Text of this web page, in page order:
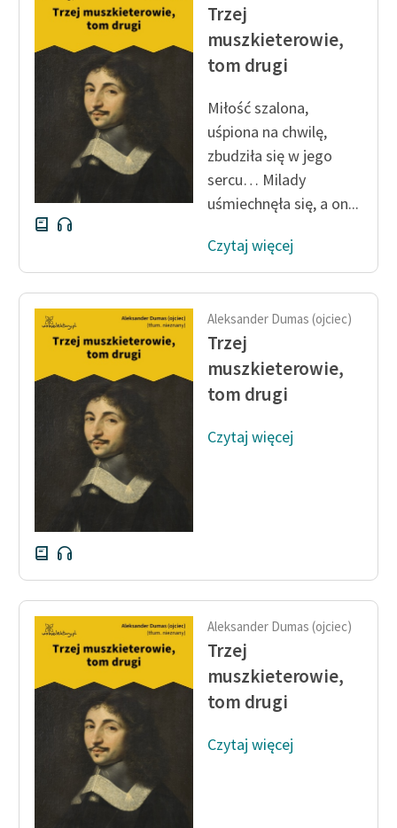
Trzej
muszkieterowie,
tom drugi
Miłość szalona,
uśpiona na chwilę,
zbudziła się w jego
sercu… Milady
uśmiechnęła się, a on...
Czytaj więcej
Aleksander Dumas (ojciec)
Trzej
muszkieterowie,
tom drugi
Czytaj więcej
Aleksander Dumas (ojciec)
Trzej
muszkieterowie,
tom drugi
Czytaj więcej